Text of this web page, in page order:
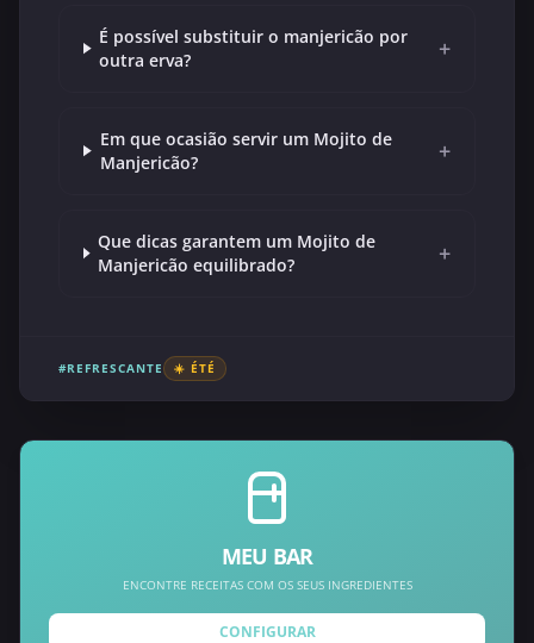
É possível substituir o manjericão por
outra erva?
+
Em que ocasião servir um Mojito de
Manjericão?
+
Que dicas garantem um Mojito de
Manjericão equilibrado?
+
#REFRESCANTE ☀️ ÉTÉ
MEU BAR
ENCONTRE RECEITAS COM OS SEUS INGREDIENTES
CONFIGURAR